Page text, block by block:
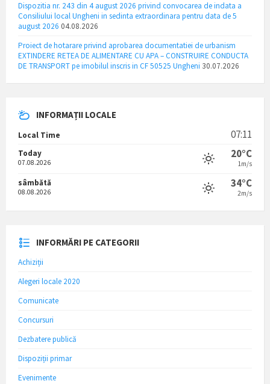
Dispozitia nr. 243 din 4 august 2026 privind convocarea de indata a
Consiliului local Ungheni in sedinta extraordinara pentru data de 5
august 2026 04.08.2026
Proiect de hotarare privind aprobarea documentatiei de urbanism
EXTINDERE RETEA DE ALIMENTARE CU APA – CONSTRUIRE CONDUCTA
DE TRANSPORT pe imobilul inscris in CF 50525 Ungheni 30.07.2026
INFORMAȚII LOCALE
Local Time 07:11
Today
07.08.2026
20°C
1m/s
sâmbătă
08.08.2026
34°C
2m/s
INFORMĂRI PE CATEGORII
Achiziții
Alegeri locale 2020
Comunicate
Concursuri
Dezbatere publică
Dispoziții primar
Evenimente